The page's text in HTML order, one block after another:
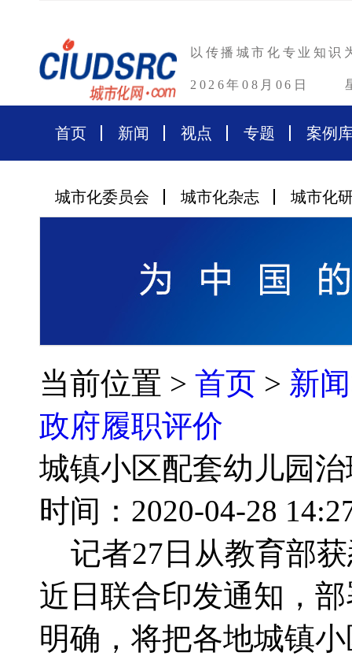
以传播城市化专业知识
2026年08月06日
首页 新闻 视点 专题 案例
城市化委员会 城市化杂志 城市化
当前位置 > 首页 > 新闻
政府履职评价
城镇小区配套幼儿园
时间：2020-04-28
记者27日从教育部
近日联合印发通知，
明确，将把各地城镇